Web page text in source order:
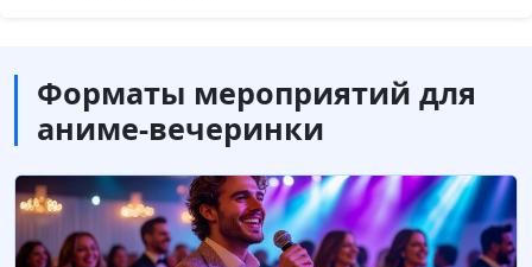
Форматы мероприятий для
аниме-вечеринки